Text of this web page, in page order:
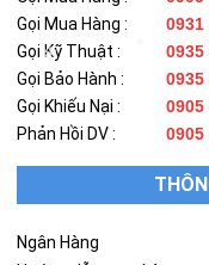
Gọi Mua Hàng :
0931
Gọi Kỹ Thuật :
0935
Gọi Bảo Hành :
0935
Gọi Khiếu Nại :
0905
Phản Hồi DV :
0905
Ngân Hàng
❄